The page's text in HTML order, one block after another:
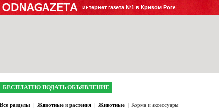
интернет газета №1 в Кривом Роге
БЕСПЛАТНО ПОДАТЬ ОБЪЯВЛЕНИЕ
Все разделы | Животные и растения | Животные | Корма и аксессуары